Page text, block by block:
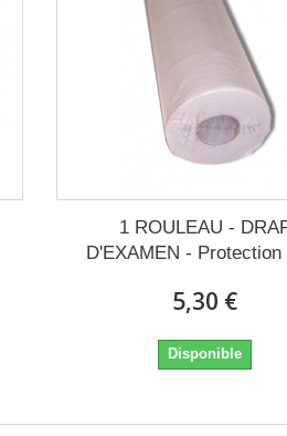
1 ROULEAU -
D'EXAMEN - Protection
5,30 €
Disponible